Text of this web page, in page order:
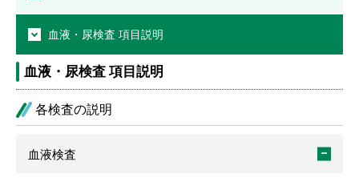
血液・尿検査 項目説明
血液・尿検査 項目説明
各検査の説明
血液検査